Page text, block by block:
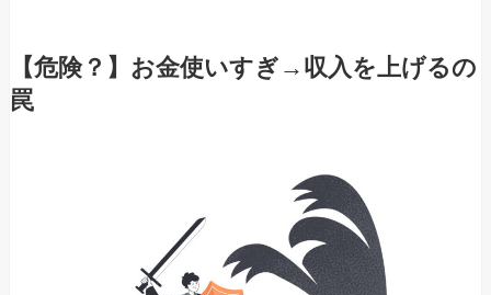
【危険？】お金使いすぎ→収入を上げるの
罠